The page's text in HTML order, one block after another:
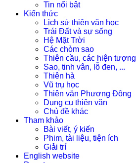
Tin nổi bật
Kiến thức
Lịch sử thiên văn học
Trái Đất và sự sống
Hệ Mặt Trời
Các chòm sao
Thiên cầu, các hiện tượng
Sao, tinh vân, lỗ đen, ...
Thiên hà
Vũ trụ học
Thiên văn Phương Đông
Dụng cụ thiên văn
Chủ đề khác
Tham khảo
Bài viết, ý kiến
Phim, tài liệu, tiện ích
Giải trí
English website